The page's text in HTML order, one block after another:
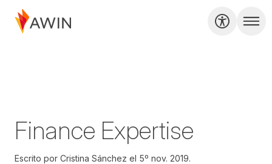
Finance Expertise
Escrito por Cristina Sánchez el 5º nov. 2019.